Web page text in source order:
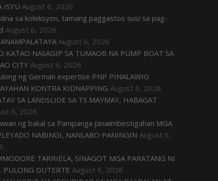
ISYU August 6, 2026
sa koleksyon, tamang paggastos susi sa pag-
August 6, 2026
August 6, 2026
KATAO NASAGIP SA TUMAOB NA PUMP BOAT SA
CITY August 6, 2026
ng German expertise PNP PINALAWIG
KONTRA KIDNAPPING August 6, 2026
SA LANDSLIDE SA TS MAYMAY, HABAGAT
6, 2026
ng bakal sa Pampanga pinaiimbestigahan MGA
NABINGI, NANLABO PANINGIN August 6,
TARRIELA, SINAGOT MGA PARATANG NI
PULONG DUTERTE August 6, 2026